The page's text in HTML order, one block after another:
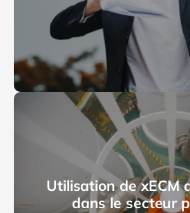
Utilisation de xECM
dans le secteur